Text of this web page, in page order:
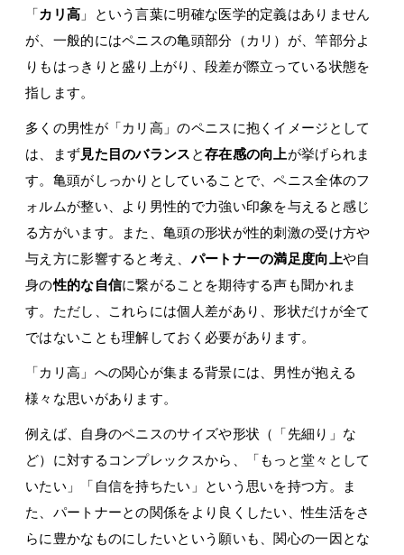
「カリ高 」という言葉に明確な医学的定義はありません
が、一般的にはペニスの亀頭部分（カリ）が、竿部分よ
りもはっきりと盛り上がり、段差が際立っている状態を
指します。
多くの男性が「カリ高」のペニスに抱くイメージとして
は、まず見た目のバランス と存在感の向上が挙げられま
す。亀頭がしっかりとしていることで、ペニス全体のフ
ォルムが整い、より男性的で力強い印象を与えると感じ
る方がいます。また、亀頭の形状が性的刺激の受け方や
与え方に影響すると考え、パートナーの満足度向上や自
身の性的な自信に繋がることを期待する声も聞かれま
す。ただし、これらには個人差があり、形状だけが全て
ではないことも理解しておく必要があります。
「カリ高」への関心が集まる背景には、男性が抱える
様々な思いがあります。
例えば、自身のペニスのサイズや形状（「先細り」な
ど）に対するコンプレックスから、「もっと堂々として
いたい」「自信を持ちたい」という思いを持つ方。ま
た、パートナーとの関係をより良くしたい、性生活をさ
らに豊かなものにしたいという願いも、関心の一因とな